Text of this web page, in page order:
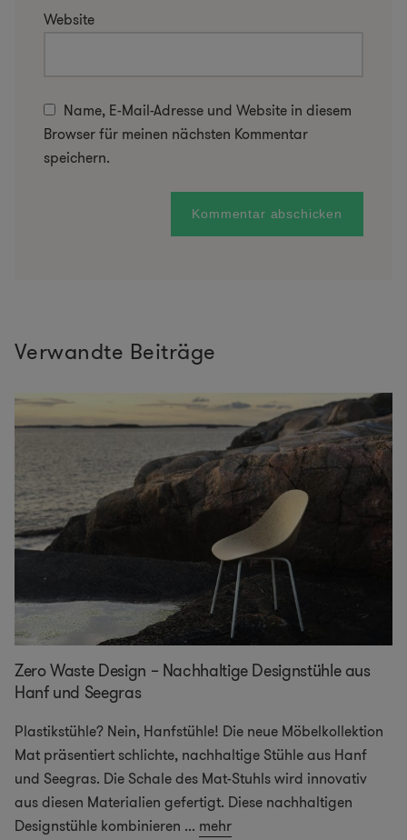
Website
Name, E-Mail-Adresse und Website in diesem
Browser für meinen nächsten Kommentar
speichern.
Verwandte Beiträge
Zero Waste Design – Nachhaltige Designstühle aus
Hanf und Seegras
Plastikstühle? Nein, Hanfstühle! Die neue Möbelkollektion
Mat präsentiert schlichte, nachhaltige Stühle aus Hanf
und Seegras. Die Schale des Mat-Stuhls wird innovativ
aus diesen Materialien gefertigt. Diese nachhaltigen
Designstühle kombinieren ... mehr